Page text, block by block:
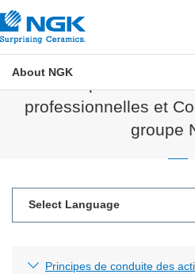
About NGK
professionnelles et
groupe
Principes de conduite des